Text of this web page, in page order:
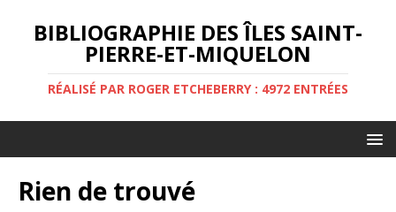
BIBLIOGRAPHIE DES ÎLES SAINT-
PIERRE-ET-MIQUELON
RÉALISÉ PAR ROGER ETCHEBERRY : 4972 ENTRÉES
Rien de trouvé